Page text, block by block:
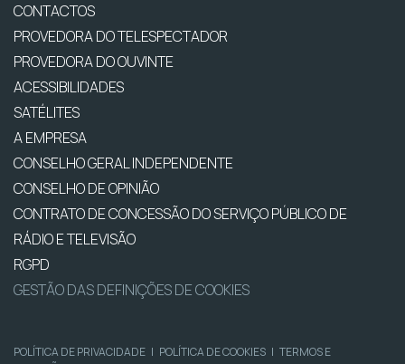
CONTACTOS
PROVEDORA DO TELESPECTADOR
PROVEDORA DO OUVINTE
ACESSIBILIDADES
SATÉLITES
A EMPRESA
CONSELHO GERAL INDEPENDENTE
CONSELHO DE OPINIÃO
CONTRATO DE CONCESSÃO DO SERVIÇO PÚBLICO DE
RÁDIO E TELEVISÃO
RGPD
GESTÃO DAS DEFINIÇÕES DE COOKIES
POLÍTICA DE PRIVACIDADE | POLÍTICA DE COOKIES | TERMOS E